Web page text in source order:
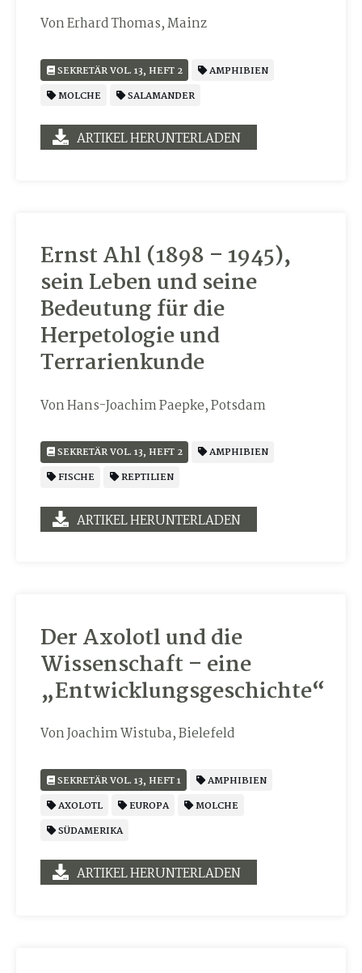
Von Erhard Thomas, Mainz
SEKRETÄR VOL. 13, HEFT 2
AMPHIBIEN
MOLCHE
SALAMANDER
ARTIKEL HERUNTERLADEN
Ernst Ahl (1898 – 1945),
sein Leben und seine
Bedeutung für die
Herpetologie und
Terrarienkunde
Von Hans-Joachim Paepke, Potsdam
SEKRETÄR VOL. 13, HEFT 2
AMPHIBIEN
FISCHE
REPTILIEN
ARTIKEL HERUNTERLADEN
Der Axolotl und die
Wissenschaft – eine
„Entwicklungsgeschichte“
Von Joachim Wistuba, Bielefeld
SEKRETÄR VOL. 13, HEFT 1
AMPHIBIEN
AXOLOTL
EUROPA
MOLCHE
SÜDAMERIKA
ARTIKEL HERUNTERLADEN